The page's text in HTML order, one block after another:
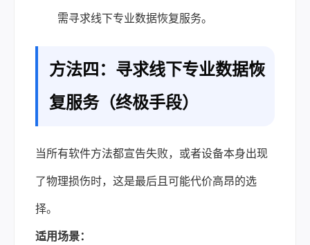
需寻求线下专业数据恢复服务。
方法四：寻求线下专业数据恢
复服务（终极手段）
当所有软件方法都宣告失败，或者设备本身出现
了物理损伤时，这是最后且可能代价高昂的选
择。
适用场景：